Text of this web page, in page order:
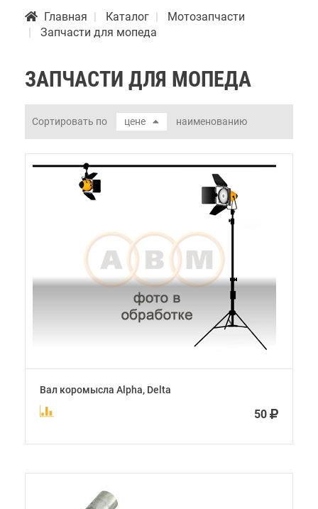
Главная Каталог
Мотозапчасти
Запчасти для мопеда
ЗАПЧАСТИ ДЛЯ МОПЕДА
Сортировать по цене наименованию
Вал коромысла Alpha, Delta
50